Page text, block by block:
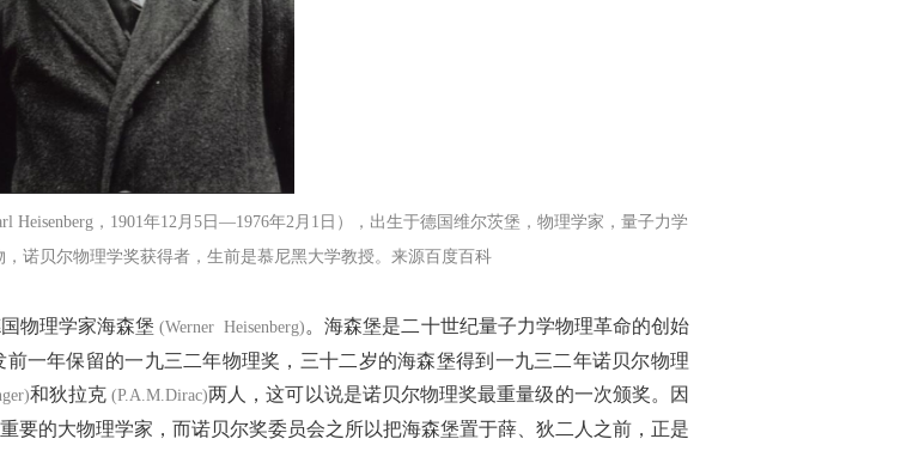
Heisenberg，1901年12月5日—1976年2月1日），出生于德国维尔茨堡，物理学家，量子力学
诺贝尔物理学奖获得者，生前是慕尼黑大学教授。来源百度百科
物理学家海森堡(Werner Heisenberg) 。海森堡是二十世纪量子力学物理革命的创始
一年保留的一九三二年物理奖，三十二岁的海森堡得到一九三二年诺贝尔物理
和狄拉克 (P.A.M.Dirac)两人，这可以说是诺贝尔物理奖最重量级的一次颁奖。因
要的大物理学家，而诺贝尔奖委员会之所以把海森堡置于薛、狄二人之前，正是